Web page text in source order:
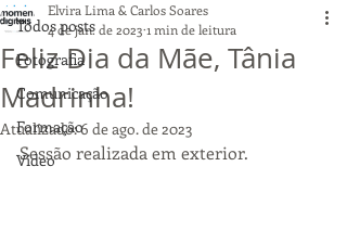
Todos posts
Fotografia
Comunicação
Formação
Vídeo
Feliz Dia da Mãe, Tânia
Madrinha!
Elvira Lima & Carlos Soares
4 de jan. de 2023 1 min de leitura
Atualizado:6 de ago. de 2023
Sessão realizada em exterior.